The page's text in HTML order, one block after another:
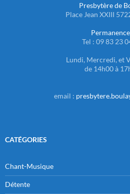
Presbytère de
Place Jean XXIII
Tel : 09 83 23
Lundi, Mercredi, et
de 14h00 à
email :
CATÉGORIES
Chant-Musique
Détente